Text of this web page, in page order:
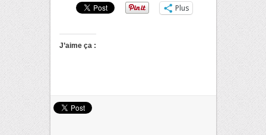
Plus
J’aime ça :